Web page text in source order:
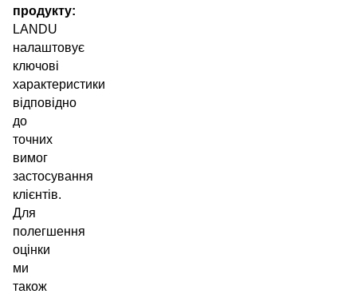
продукту:
LANDU
налаштовує
ключові
характеристики
відповідно
до
точних
вимог
застосування
клієнтів.
Для
полегшення
оцінки
ми
також